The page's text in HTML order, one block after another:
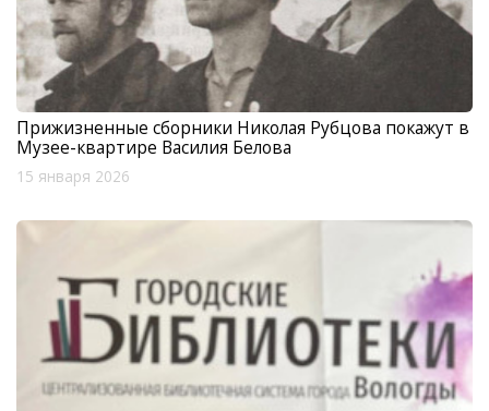
Прижизненные сборники Николая Рубцова покажут в
Музее-квартире Василия Белова
15 января 2026